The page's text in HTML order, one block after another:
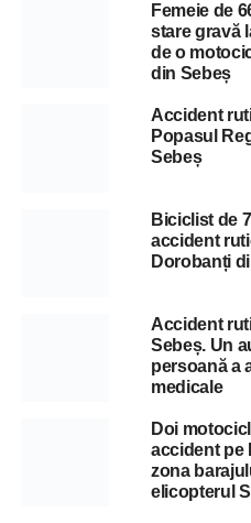
Femeie de
stare gravă
de o
din Sebeș
Accident
Popasul
Sebeș
Biciclist de
accident
Dorobanți
Accident
Sebeș. Un
persoană a
medicale
Doi
accident pe
zona
elicopterul